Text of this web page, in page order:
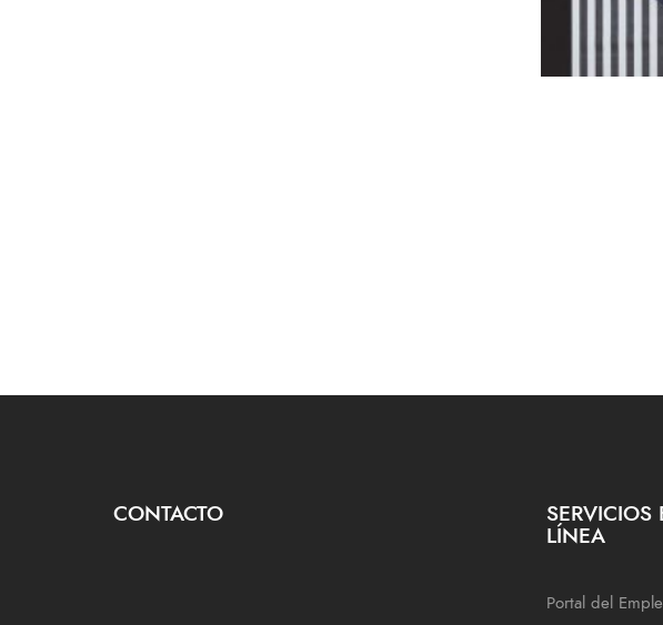
CONTACTO SERVICIOS
LÍNEA
Portal del